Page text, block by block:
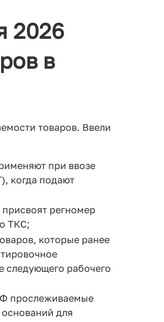
2026
в
товаров. Ввели
при ввозе
когда подают
регномер
ТКС;
которые ранее
следующего рабочего
прослеживаемые
для